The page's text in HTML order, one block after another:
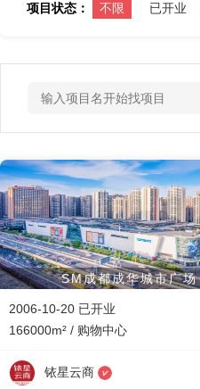
项目状态： 不限 已开业
SM成都成华城市广场
2006-10-20 已开业
166000m² / 购物中心
铱星云商